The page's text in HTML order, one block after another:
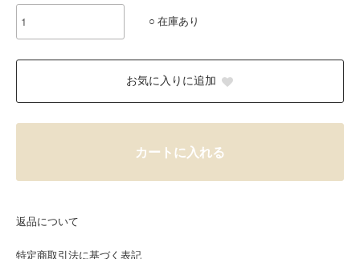
○ 在庫あり
お気に入りに追加
カートに入れる
返品について
特定商取引法に基づく表記